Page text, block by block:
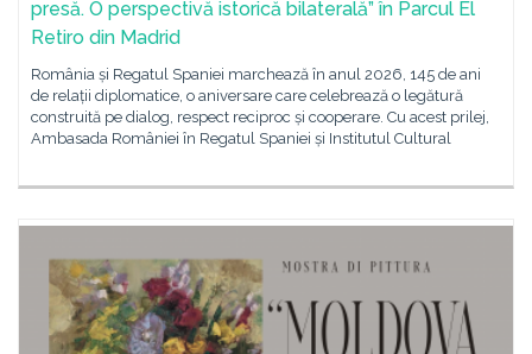
presă. O perspectivă istorică bilaterală” în Parcul El
Retiro din Madrid
România și Regatul Spaniei marchează în anul 2026, 145 de ani
de relații diplomatice, o aniversare care celebrează o legătură
construită pe dialog, respect reciproc și cooperare. Cu acest prilej,
Ambasada României în Regatul Spaniei și Institutul Cultural